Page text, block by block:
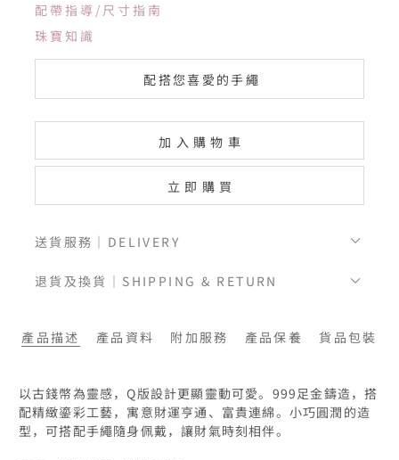
配帶指導/尺寸指南
珠寶知識
配搭您喜愛的手繩
加入購物車
立即購買
送貨服務｜DELIVERY
退貨及換貨｜SHIPPING & RETURN
產品描述 產品資料 附加服務 產品保養 貨品包裝
以古錢幣為靈感，Q版設計更顯靈動可愛。999足金鑄造，搭
配精緻鎏彩工藝，寓意財運亨通、富貴連綿。小巧圓潤的造
型，可搭配手繩隨身佩戴，讓財氣時刻相伴。